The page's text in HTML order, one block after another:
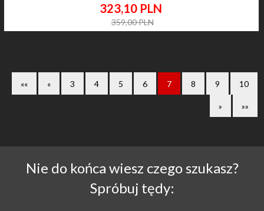
323,10 PLN
359,00 PLN
«« « 3 4 5 6 7 8 9 10
» »»
Nie do końca wiesz czego szukasz?
Spróbuj tędy: